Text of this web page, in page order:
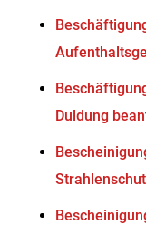
Duldung